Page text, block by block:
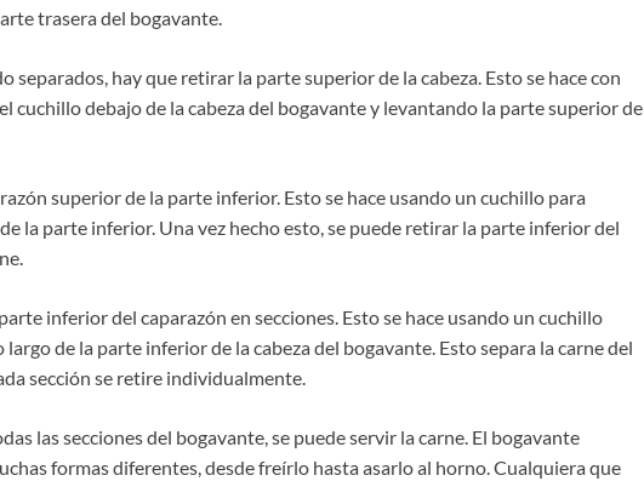
trasera del bogavante.
separados, hay que retirar la parte superior de la cabeza. Esto se hace con
cuchillo debajo de la cabeza del bogavante y levantando la parte superior de
superior de la parte inferior. Esto se hace usando un cuchillo para
la parte inferior. Una vez hecho esto, se puede retirar la parte inferior del
inferior del caparazón en secciones. Esto se hace usando un cuchillo
de la parte inferior de la cabeza del bogavante. Esto separa la carne del
sección se retire individualmente.
las secciones del bogavante, se puede servir la carne. El bogavante
formas diferentes, desde freírlo hasta asarlo al horno. Cualquiera que